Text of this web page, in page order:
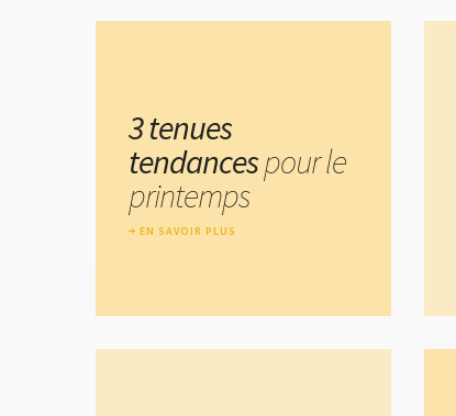
3 tenues
tendancespour le
printemps
EN SAVOIR PLUS